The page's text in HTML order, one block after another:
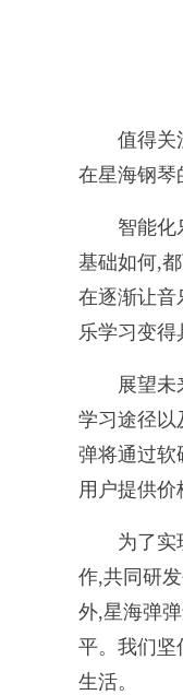
值得关注
在星海钢琴
智能化乐
基础如何,
在逐渐让音
乐学习变得
展望未来,
学习途径以
弹将通过软
用户提供价
为了实现
作,共同研
外,星海弹
平。我们坚
生活。